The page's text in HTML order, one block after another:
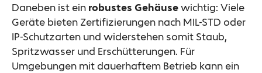
Daneben ist ein robustes Gehäusewichtig: Viele
Geräte bieten Zertifizierungen nach MIL-STD oder
IP-Schutzarten und widerstehen somit Staub,
Spritzwasser und Erschütterungen. Für
Umgebungen mit dauerhaftem Betrieb kann ein